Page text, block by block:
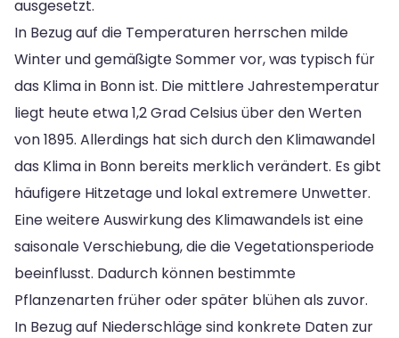
ausgesetzt.
In Bezug auf die Temperaturen herrschen milde
Winter und gemäßigte Sommer vor, was typisch für
das Klima in Bonn ist. Die mittlere Jahrestemperatur
liegt heute etwa 1,2 Grad Celsius über den Werten
von 1895. Allerdings hat sich durch den Klimawandel
das Klima in Bonn bereits merklich verändert. Es gibt
häufigere Hitzetage und lokal extremere Unwetter.
Eine weitere Auswirkung des Klimawandels ist eine
saisonale Verschiebung, die die Vegetationsperiode
beeinflusst. Dadurch können bestimmte
Pflanzenarten früher oder später blühen als zuvor.
In Bezug auf Niederschläge sind konkrete Daten zur